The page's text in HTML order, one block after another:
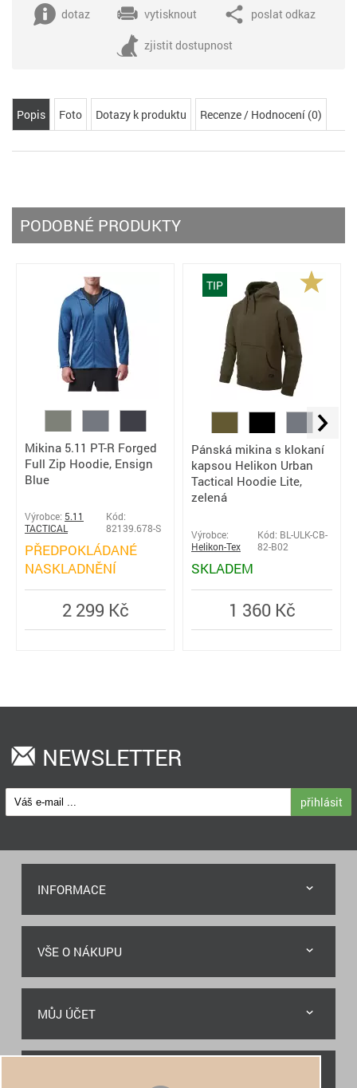
dotaz vytisknout poslat odkaz
zjistit dostupnost
Popis Foto Dotazy k produktu Recenze / Hodnocení (0)
PODOBNÉ PRODUKTY
Mikina 5.11 PT-R Forged
Full Zip Hoodie, Ensign
Blue
Výrobce: 5.11
TACTICAL
Kód:
82139.678-S
PŘEDPOKLÁDANÉ
NASKLADNĚNÍ
2 299 Kč
TIP
Pánská mikina s klokaní
kapsou Helikon Urban
Tactical Hoodie Lite,
zelená
Výrobce:
Helikon-Tex
Kód: BL-ULK-CB-
82-B02
SKLADEM
1 360 Kč
NEWSLETTER
přihlásit
INFORMACE
VŠE O NÁKUPU
MŮJ ÚČET